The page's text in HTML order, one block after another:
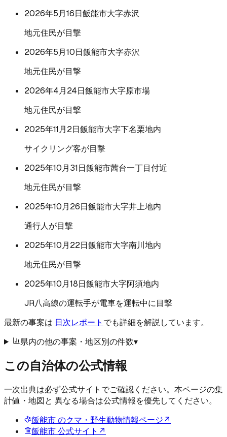
2026年5月16日飯能市大字赤沢
地元住民が目撃
2026年5月10日飯能市大字赤沢
地元住民が目撃
2026年4月24日飯能市大字原市場
地元住民が目撃
2025年11月2日飯能市大字下名栗地内
サイクリング客が目撃
2025年10月31日飯能市茜台一丁目付近
地元住民が目撃
2025年10月26日飯能市大字井上地内
通行人が目撃
2025年10月22日飯能市大字南川地内
地元住民が目撃
2025年10月18日飯能市大字阿須地内
JR八高線の運転手が電車を運転中に目撃
最新の事案は 日次レポート でも詳細を解説しています。
県内の他の事案・地区別の件数▾
この自治体の公式情報
一次出典は必ず公式サイトでご確認ください。本ページの集
計値・地図と 異なる場合は公式情報を優先してください。
飯能市のクマ・野生動物情報ページ↗
飯能市公式サイト ↗